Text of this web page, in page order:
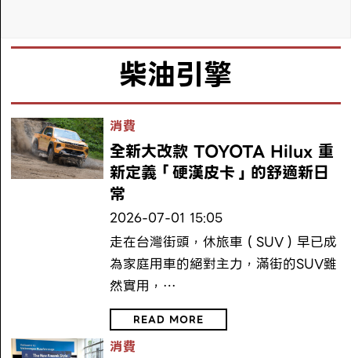
柴油引擎
消費
全新大改款 TOYOTA Hilux 重
新定義「硬漢皮卡」的舒適新日
常
2026-07-01 15:05
走在台灣街頭，休旅車（SUV）早已成
為家庭用車的絕對主力，滿街的SUV雖
然實用，…
READ MORE
消費